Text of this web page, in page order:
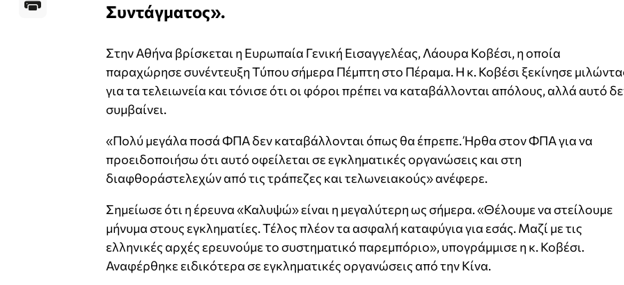
Συντάγματος».
Στην Αθήνα βρίσκεται η Ευρωπαία Γενική Εισαγγελέας, Λάουρα Κοβέσι, η οποία
παραχώρησε συνέντευξη Τύπου σήμερα Πέμπτη στο Πέραμα. Η κ. Κοβέσι ξεκίνησε
για τα τελειωνεία και τόνισε ότι οι φόροι πρέπει να καταβάλλονται απόλους, αλλά αυτό
συμβαίνει.
«Πολύ μεγάλα ποσά ΦΠΑ δεν καταβάλλονται όπως θα έπρεπε. Ήρθα στον ΦΠΑ για να
προειδοποιήσω ότι αυτό οφείλεται σε εγκληματικές οργανώσεις και στη
διαφθοράστελεχών από τις τράπεζες και τελωνειακούς» ανέφερε.
Σημείωσε ότι η έρευνα «Καλυψώ» είναι η μεγαλύτερη ως σήμερα. «Θέλουμε να στείλουμε
μήνυμα στους εγκληματίες. Τέλος πλέον τα ασφαλή καταφύγια για εσάς. Μαζί με τις
ελληνικές αρχές ερευνούμε το συστηματικό παρεμπόριο», υπογράμμισε η κ. Κοβέσι.
Αναφέρθηκε ειδικότερα σε εγκληματικές οργανώσεις από την Κίνα.